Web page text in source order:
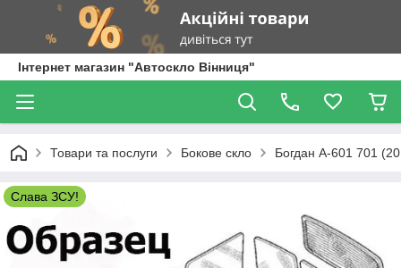
Інтернет магазин "Автоскло Вінниця"
Товари та послуги Бокове скло Богдан А-601 701
Слава ЗСУ!